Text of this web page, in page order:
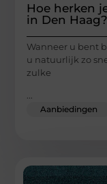
Hoe herken
in Den Haag?
Wanneer u bent
u natuurlijk zo
zulke
Aanbiedingen